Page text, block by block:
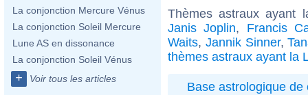
La conjonction Mercure Vénus
La conjonction Soleil Mercure
Lune AS en dissonance
La conjonction Soleil Vénus
+ Voir tous les articles
Thèmes astraux
Janis Joplin, Francis
Waits, Jannik Sinner,
thèmes astraux ayant la
Base astrologique de